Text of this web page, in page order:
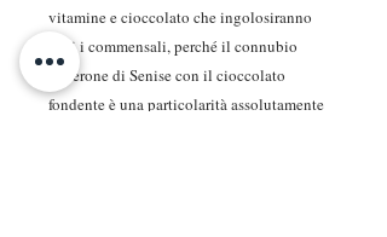
vitamine e cioccolato che ingolosiranno
tutti i commensali, perché il connubio
peperone di Senise con il cioccolato
fondente è una particolarità assolutamente